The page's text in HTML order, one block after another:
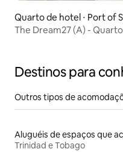
Quarto de hotel ⋅ Port of
The Dream27 (A) -
Destinos para
Outros tipos de
Trinidad e Tobago